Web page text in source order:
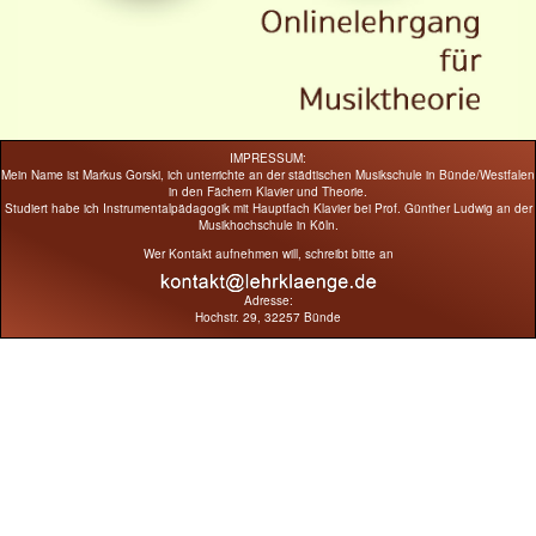
IMPRESSUM:
Mein Name ist Markus Gorski, ich unterrichte an der städtischen Musikschule in Bünde/Westfalen
in den Fächern Klavier und Theorie.
Studiert habe ich Instrumentalpädagogik mit Hauptfach Klavier bei Prof. Günther Ludwig an der
Musikhochschule in Köln.
Wer Kontakt aufnehmen will, schreibt bitte an
Adresse:
Hochstr. 29, 32257 Bünde